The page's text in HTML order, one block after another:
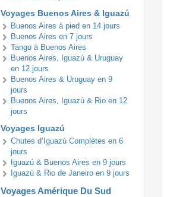
Voyages Buenos Aires & Iguazú
Buenos Aires à pied en 14 jours
Buenos Aires en 7 jours
Tango à Buenos Aires
Buenos Aires, Iguazú & Uruguay
en 12 jours
Buenos Aires & Uruguay en 9
jours
Buenos Aires, Iguazú & Rio en 12
jours
Voyages Iguazú
Chutes d’Iguazú Complètes en 6
jours
Iguazú & Buenos Aires en 9 jours
Iguazú & Rio de Janeiro en 9 jours
Voyages Amérique Du Sud